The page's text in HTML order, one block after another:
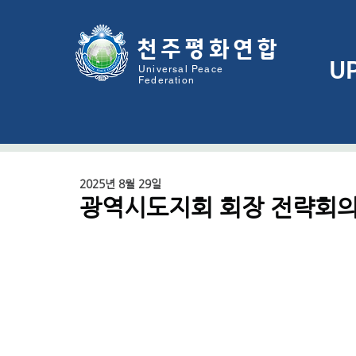
천주평화연합
Universal Peace
Federation
광역시도지회 회장 전략회의
2025년 8월 29일